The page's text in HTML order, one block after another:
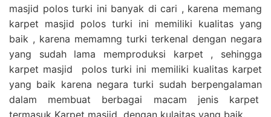
masjid polos turki ini banyak di cari , karena memang
karpet masjid polos turki ini memiliki kualitas yang
baik , karena memamng turki terkenal dengan negara
yang sudah lama memproduksi karpet , sehingga
karpet masjid polos turki ini memiliki kualitas karpet
yang baik karena negara turki sudah berpengalaman
dalam membuat berbagai macam jenis karpet
termasuk Karpet masjid dengan kulaitas yang baik.